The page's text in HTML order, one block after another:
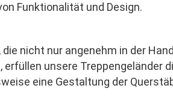
Funktionalität und Design.
nicht nur angenehm in der
unsere Treppengeländer
eine Gestaltung der